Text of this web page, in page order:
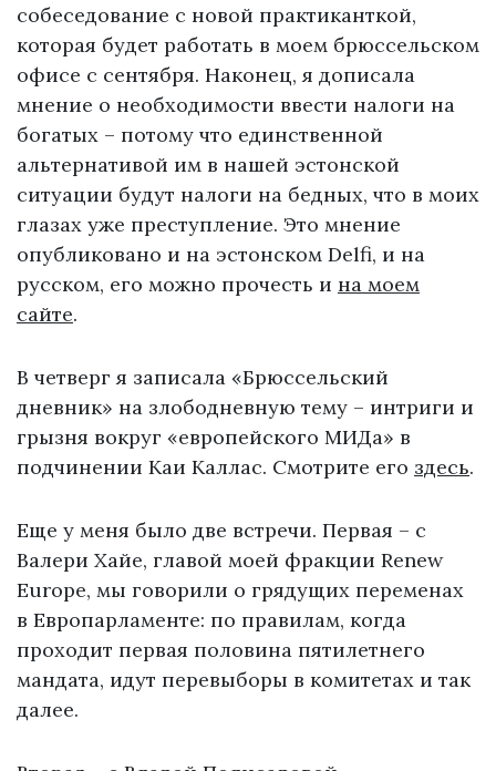
собеседование с новой практиканткой,
которая будет работать в моем брюссельском
офисе с сентября. Наконец, я дописала
мнение о необходимости ввести налоги на
богатых – потому что единственной
альтернативой им в нашей эстонской
ситуации будут налоги на бедных, что в моих
глазах уже преступление. Это мнение
опубликовано и на эстонском Delfi, и на
русском, его можно прочесть и на моем
сайте.
В четверг я записала «Брюссельский
дневник» на злободневную тему – интриги и
грызня вокруг «европейского МИДа» в
подчинении Каи Каллас. Смотрите его здесь.
Еще у меня было две встречи. Первая – с
Валери Хайе, главой моей фракции Renew
Europe, мы говорили о грядущих переменах
в Европарламенте: по правилам, когда
проходит первая половина пятилетнего
мандата, идут перевыборы в комитетах и так
далее.